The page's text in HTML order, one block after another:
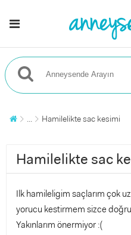
... Hamilelikte sac kesimi
Hamilelikte sac
Ilk hamileligim saçlarım çok
yorucu kestirmem sizce
Yakınlarım önermiyor :(